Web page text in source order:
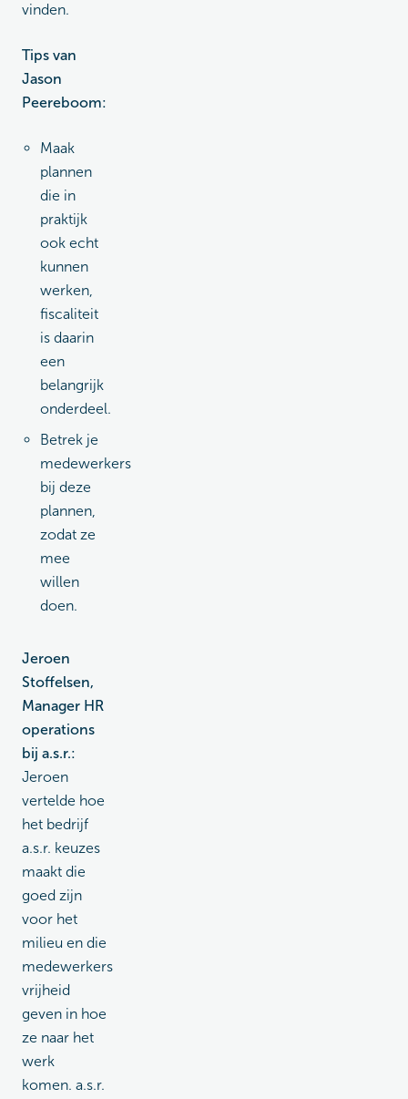
vinden.
Tips van
Jason
Peereboom:
Maak
plannen
die in
praktijk
ook echt
kunnen
werken,
fiscaliteit
is daarin
een
belangrijk
onderdeel.
Betrek je
medewerkers
bij deze
plannen,
zodat ze
mee
willen
doen.
Jeroen
Stoffelsen,
Manager HR
operations
bij a.s.r.:
Jeroen
vertelde hoe
het bedrijf
a.s.r. keuzes
maakt die
goed zijn
voor het
milieu en die
medewerkers
vrijheid
geven in hoe
ze naar het
werk
komen. a.s.r.